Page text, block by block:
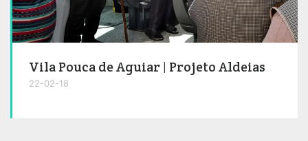
Vila Pouca de Aguiar | Projeto Aldeias
22-02-18